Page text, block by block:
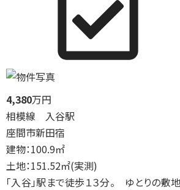
4,380万円
相模線 入谷駅
座間市新田宿
建物：100.9㎡
土地：151.52㎡(実測)
「入谷」駅まで徒歩１３分。 ゆとりの敷